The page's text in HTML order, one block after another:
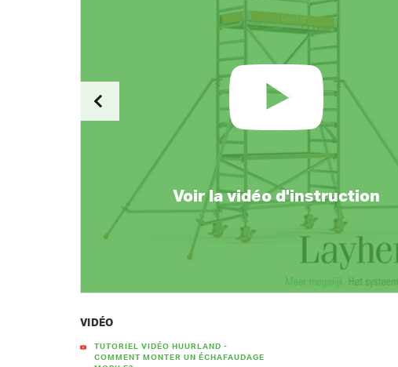
Voir la vidéo d'instruction
VIDÉO
TUTORIEL VIDÉO HUURLAND -
COMMENT MONTER UN ÉCHAFAUDAGE